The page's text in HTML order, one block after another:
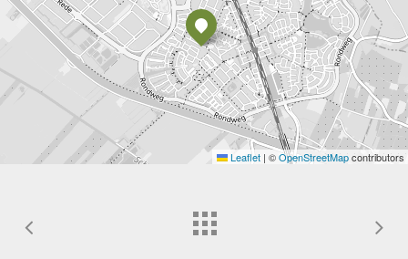
Leaflet | ©OpenStreetMapcontributors